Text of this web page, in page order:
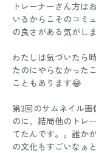
トレーナーさん方は
いるからこそのコミ
の良さがある気がしま
わたしは気づいたら
たのにやらなかった
こともあります😂
第3回のサムネイル
のに、結局他のトレ
てたんです。。誰か
の文化もすごいなぁと